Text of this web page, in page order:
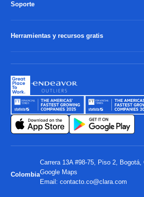
Soporte
Herramientas y recursos gratis
Colombia
Carrera 13A #98-75, Piso 2, Bogotá,
Google Maps
Email:contacto.co@clara.com